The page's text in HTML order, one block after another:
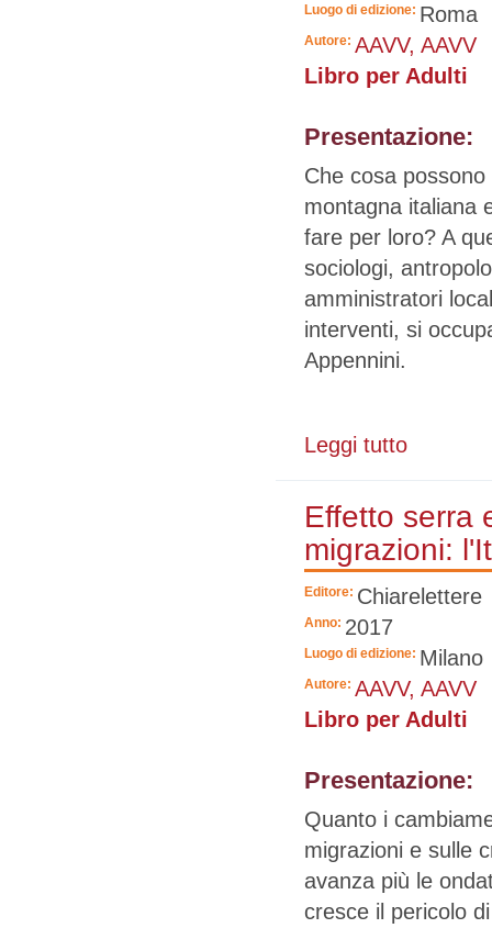
Luogo di edizione: Roma
Autore: AAVV, AAVV
Libro per Adulti
Presentazione:
Che cosa
montagna italiana
fare per loro? A
sociologi,
amministratori
interventi, si
Appennini.
Leggi tutto
Effetto serra
migrazioni:
Editore: Chiarelettere
Anno: 2017
Luogo di edizione: Milano
Autore: AAVV, AAVV
Libro per Adulti
Presentazione:
Quanto i
migrazioni e sulle
avanza più le
cresce il pericolo